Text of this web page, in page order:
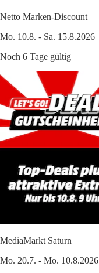
Netto Marken-Discount
Mo. 10.8. - Sa. 15.8.2026
Noch 6 Tage gültig
MediaMarkt Saturn
Mo. 20.7. - Mo. 10.8.2026